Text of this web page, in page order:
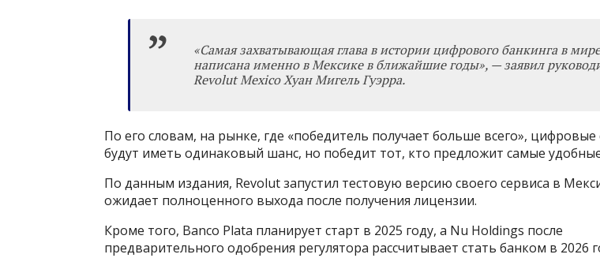
«Самая захватывающая глава в истории цифрового банкинга в
написана именно в Мексике в ближайшие годы», — заявил
Revolut Mexico Хуан Мигель Гуэрра.
По его словам, на рынке, где «победитель получает больше всего», цифровые
будут иметь одинаковый шанс, но победит тот, кто предложит самые
По данным издания, Revolut запустил тестовую версию своего сервиса в
ожидает полноценного выхода после получения лицензии.
Кроме того, Banco Plata планирует старт в 2025 году, а Nu Holdings после
предварительного одобрения регулятора рассчитывает стать банком в 2026